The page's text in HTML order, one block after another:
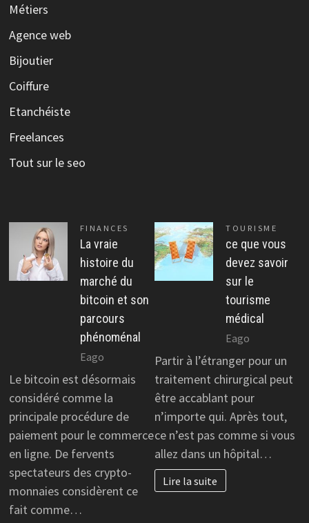
Métiers
Agence web
Bijoutier
Coiffure
Etanchéiste
Freelances
Tout sur le seo
FINANCES
La vraie
histoire du
marché du
bitcoin et son
parcours
phénoménal
Eago
Le bitcoin est désormais
considéré comme la
principale procédure de
paiement pour le commerce
en ligne. De fervents
spectateurs des crypto-
monnaies considèrent ce
fait comme…
TOURISME
ce que vous
devez savoir
sur le
tourisme
médical
Eago
Partir à l’étranger pour un
traitement chirurgical peut
être accablant pour
n’importe qui. Après tout,
ce n’est pas comme si vous
allez dans un hôpital…
Lire la suite